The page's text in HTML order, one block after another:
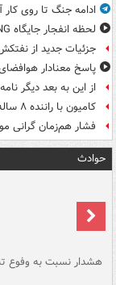
ادامه جنگ تا روی
لحظه انفجار جایگاه CNG "صحنه" در دوربین مداربسته
جزئیات جدید از
پاسخ معنادار
از این به بعد دیگر
کامیون با راننده ۸ ساله در اصفهان توقیف شد
فشار هم‌زمان گرانی
حوادث
هشدار نسبت به وفوع